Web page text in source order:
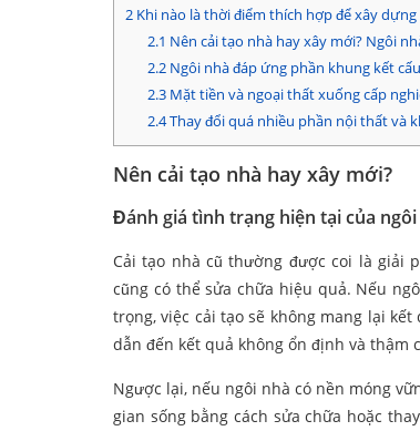
2 Khi nào là thời điểm thích hợp để xây
2.1 Nên cải tạo nhà hay xây mới? Ngôi
2.2Ngôi nhà đáp ứng phần khung kết
2.3Mặt tiền và ngoại thất xuống cấp
2.4Thay đổi quá nhiều phần nội thất và
Nên cải tạo nhà hay xây mới?
Đánh giá tình trạng hiện tại của
Cải tạo nhà cũ thường được coi là giải
cũng có thể sửa chữa hiệu quả. Nếu
trọng, việc cải tạo sẽ không mang lại
dẫn đến kết quả không ổn định và thậm
Ngược lại, nếu ngôi nhà có nền móng
gian sống bằng cách sửa chữa hoặc